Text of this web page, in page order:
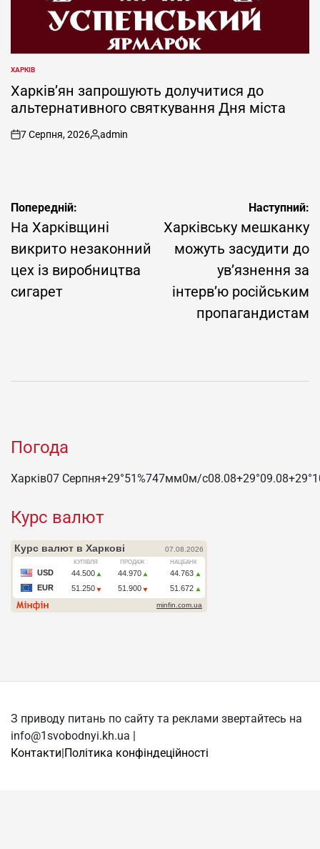
ОПУБЛІКУВАТИ
У
ХАРКІВ
Харків’ян запрошують долучитися до
альтернативного святкування Дня міста
on
7 Серпня, 2026
Опубліковано
admin
Навігація
записів
Попередній:
На Харківщині
викрито незаконний
цех із виробництва
сигарет
Наступний:
Харківську мешканку
можуть засудити до
ув’язнення за
інтерв’ю російським
пропагандистам
Погода
Харків07 Серпня+29°51%747мм0м/c08.08+29°09.08+29°
Курс валют
З приводу питань по сайту та реклами звертайтесь на
info@1svobodnyi.kh.ua |
Контакти|Політика конфіндеційності